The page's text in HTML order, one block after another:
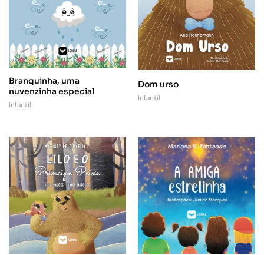
Branquinha, uma
nuvenzinha especial
Infantil
Dom urso
Infantil